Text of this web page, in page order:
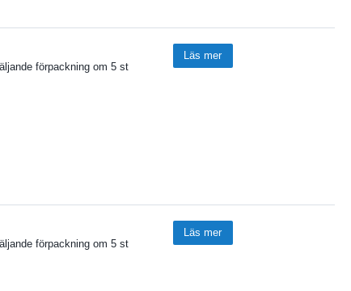
förpackning om 5 st
Läs mer
förpackning om 5 st
Läs mer